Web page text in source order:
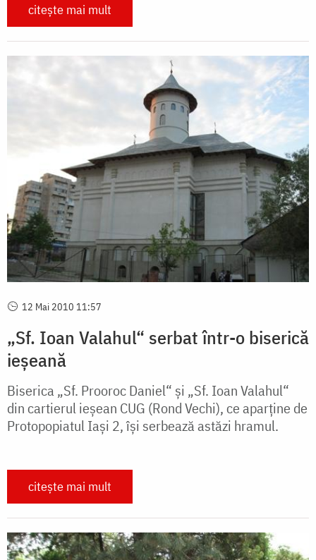
citește mai mult
12 Mai 2010 11:57
„Sf. Ioan Valahul“ serbat într-o biserică
ieșeană
Biserica „Sf. Prooroc Da­niel“ și „Sf. Ioan Valahul“
din car­tierul ieșean CUG (Rond Vechi), ce aparține de
Proto­po­piatul Iași 2, își serbează as­tăzi hramul.
citește mai mult